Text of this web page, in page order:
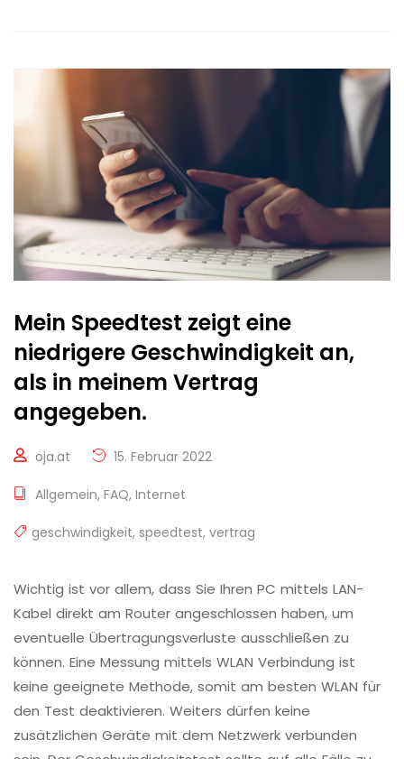
Mein Speedtest zeigt eine
niedrigere Geschwindigkeit an,
als in meinem Vertrag
angegeben.
oja.at 15. Februar 2022
Allgemein, FAQ, Internet
geschwindigkeit, speedtest, vertrag
Wichtig ist vor allem, dass Sie Ihren PC mittels LAN-
Kabel direkt am Router angeschlossen haben, um
eventuelle Übertragungsverluste ausschließen zu
können. Eine Messung mittels WLAN Verbindung ist
keine geeignete Methode, somit am besten WLAN für
den Test deaktivieren. Weiters dürfen keine
zusätzlichen Geräte mit dem Netzwerk verbunden